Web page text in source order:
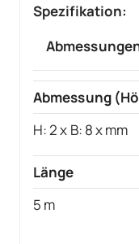
Spezifikation:
Abmessung
H: 2 x B: 8 x mm
Länge
5 m